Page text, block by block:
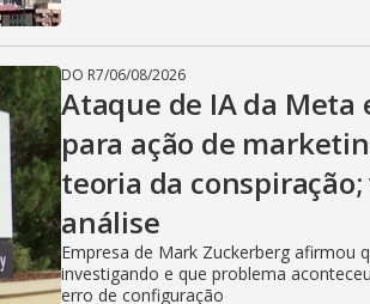
DO R7/06/08/2026
Ataque de IA da Meta
para ação de
teoria da conspiração;
análise
Empresa de Mark Zuckerberg afirmou
investigando e que problema
erro de configuração